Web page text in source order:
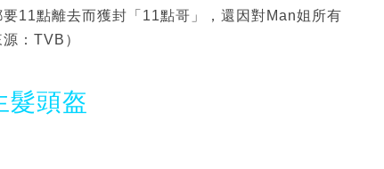
11點離去而獲封「11點哥」，還因對Man姐所有
：TVB）
髮頭盔